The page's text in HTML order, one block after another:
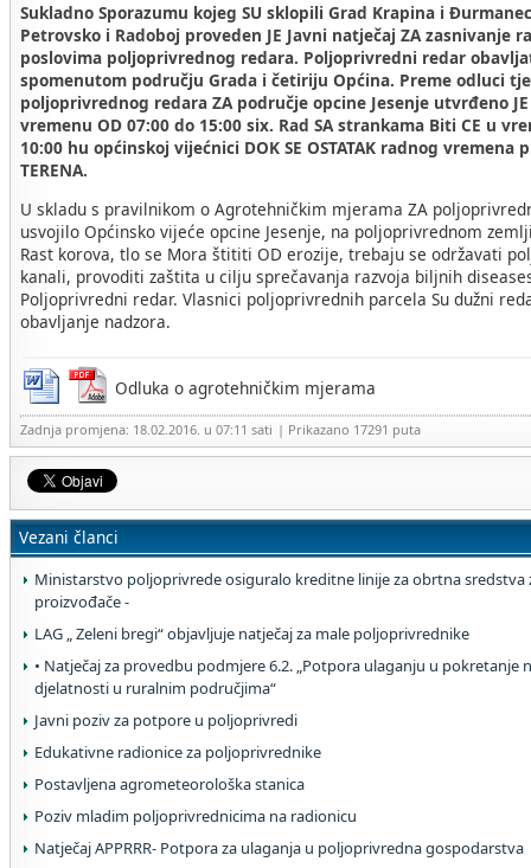
Sukladno Sporazumu kojeg SU sklopili Grad Krapina i
Petrovsko i Radoboj proveden JE Javni natječaj ZA zasnivanje
poslovima poljoprivrednog redara. Poljoprivredni redar
spomenutom području Grada i četiriju Općina. Preme odluci
poljoprivrednog redara ZA područje opcine Jesenje utvrđeno
vremenu OD 07:00 do 15:00 six. Rad SA strankama Biti CE u
10:00 hu općinskoj vijećnici DOK SE OSTATAK radnog vremena
TERENA.
U skladu s pravilnikom o Agrotehničkim mjerama ZA
usvojilo Općinsko vijeće opcine Jesenje, na poljoprivrednom
Rast korova, tlo se Mora štititi OD erozije, trebaju se održavati
kanali, provoditi zaštita u cilju sprečavanja razvoja biljnih
Poljoprivredni redar. Vlasnici poljoprivrednih parcela Su dužni
obavljanje nadzora.
Odluka o agrotehničkim mjerama
Zadnja promjena: 18.02.2016. u 07:11 sati | Prikazano 17291 puta
Vezani članci
Ministarstvo poljoprivrede osiguralo kreditne linije za obrtna sredstva
proizvođače -
LAG „ Zeleni bregi“ objavljuje natječaj za male poljoprivrednike
• Natječaj za provedbu podmjere 6.2. „Potpora ulaganju u pokretanje
djelatnosti u ruralnim područjima“
Javni poziv za potpore u poljoprivredi
Edukativne radionice za poljoprivrednike
Postavljena agrometeorološka stanica
Poziv mladim poljoprivrednicima na radionicu
Natječaj APPRRR- Potpora za ulaganja u poljoprivredna gospodarstva